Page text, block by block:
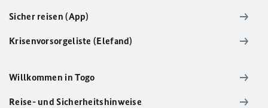
Sicher reisen (App)
Krisenvorsorgeliste (Elefand)
Willkommen in Togo
Reise- und Sicherheitshinweise